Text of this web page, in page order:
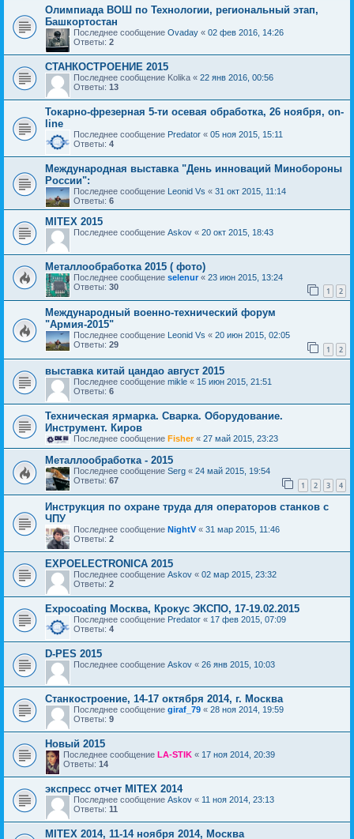
Олимпиада ВОШ по Технологии, региональный этап,
Башкортостан
Последнее сообщение Ovaday « 02 фев 2016, 14:26
Ответы: 2
СТАНКОСТРОЕНИЕ 2015
Последнее сообщение Kolika « 22 янв 2016, 00:56
Ответы: 13
Токарно-фрезерная 5-ти осевая обработка, 26 ноября, on-
line
Последнее сообщение Predator « 05 ноя 2015, 15:11
Ответы: 4
Международная выставка "День инноваций Минобороны
России":
Последнее сообщение Leonid Vs « 31 окт 2015, 11:14
Ответы: 6
MITEX 2015
Последнее сообщение Askov « 20 окт 2015, 18:43
Металлообработка 2015 ( фото)
Последнее сообщение selenur « 23 июн 2015, 13:24
Ответы: 30 1 2
Международный военно-технический форум
"Армия-2015"
Последнее сообщение Leonid Vs « 20 июн 2015, 02:05
Ответы: 29 1 2
выставка китай цандао август 2015
Последнее сообщение mikle « 15 июн 2015, 21:51
Ответы: 6
Техническая ярмарка. Сварка. Оборудование.
Инструмент. Киров
Последнее сообщение Fisher« 27 май 2015, 23:23
Металлообработка - 2015
Последнее сообщение Serg « 24 май 2015, 19:54
Ответы: 67 1 2 3 4
Инструкция по охране труда для операторов станков с
ЧПУ
Последнее сообщение NightV« 31 мар 2015, 11:46
Ответы: 2
EXPOELECTRONICA 2015
Последнее сообщение Askov « 02 мар 2015, 23:32
Ответы: 2
Expocoating Москва, Крокус ЭКСПО, 17-19.02.2015
Последнее сообщение Predator « 17 фев 2015, 07:09
Ответы: 4
D-PES 2015
Последнее сообщение Askov « 26 янв 2015, 10:03
Станкостроение, 14-17 октября 2014, г. Москва
Последнее сообщение giraf_79 « 28 ноя 2014, 19:59
Ответы: 9
Новый 2015
Последнее сообщение LA-STIK « 17 ноя 2014, 20:39
Ответы: 14
экспресс отчет MITEX 2014
Последнее сообщение Askov « 11 ноя 2014, 23:13
Ответы: 11
MITEX 2014, 11-14 ноября 2014, Москва